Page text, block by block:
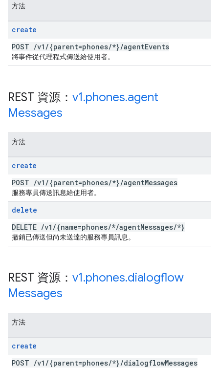
方法
create
POST /v1 /{parent=phones/*}/agentEvents
將事件從代理程式傳送給使用者。
REST 資源： v1.phones.agent
Messages
方法
create
POST /v1 /{parent=phones/*}/agentMessages
服務專員傳送訊息給使用者。
delete
DELETE /v1 /{name=phones/*/agentMessages/*}
撤銷已傳送但尚未送達的服務專員訊息。
REST 資源： v1.phones.dialogflow
Messages
方法
create
POST /v1 /{parent=phones/*}/dialogflowMessages